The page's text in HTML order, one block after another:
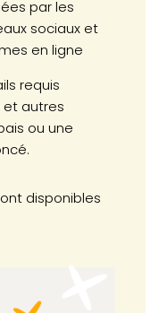
par les
sociaux et
en ligne
requis
autres
ou une
disponibles